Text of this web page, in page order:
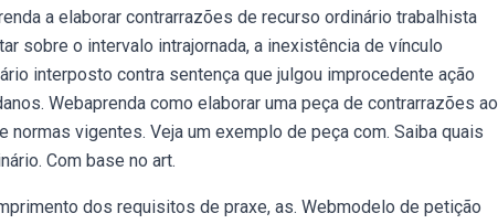
a elaborar contrarrazões de recurso ordinário trabalhista
sobre o intervalo intrajornada, a inexistência de vínculo
interposto contra sentença que julgou improcedente ação
Webaprenda como elaborar uma peça de contrarrazões ao
vigentes. Veja um exemplo de peça com. Saiba quais
Com base no art.
dos requisitos de praxe, as. Webmodelo de petição